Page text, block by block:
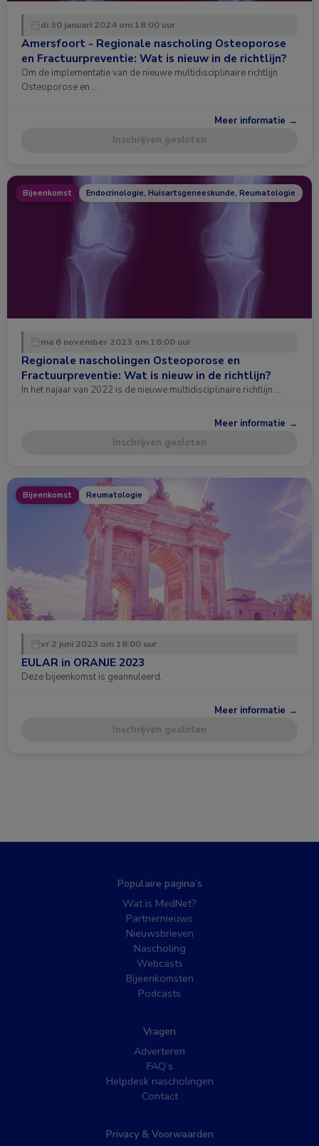
di 30 januari 2024 om 18:00 uur
Amersfoort - Regionale nascholing Osteoporose
en Fractuurpreventie: Wat is nieuw in de richtlijn?
Om de implementatie van de nieuwe multidisciplinaire richtlijn
Osteoporose en …
Meer informatie →
Inschrijven gesloten
Bijeenkomst Endocrinologie, Huisartsgeneeskunde, Reumatologie
ma 6 november 2023 om 18:00 uur
Regionale nascholingen Osteoporose en
Fractuurpreventie: Wat is nieuw in de richtlijn?
In het najaar van 2022 is de nieuwe multidisciplinaire richtlijn …
Meer informatie →
Inschrijven gesloten
Bijeenkomst Reumatologie
vr 2 juni 2023 om 18:00 uur
EULAR in ORANJE 2023
Deze bijeenkomst is geannuleerd.
Meer informatie →
Inschrijven gesloten
Populaire pagina’s
Wat is MedNet?
Partnernieuws
Nieuwsbrieven
Nascholing
Webcasts
Bijeenkomsten
Podcasts
Vragen
Adverteren
FAQ’s
Helpdesk nascholingen
Contact
Privacy & Voorwaarden